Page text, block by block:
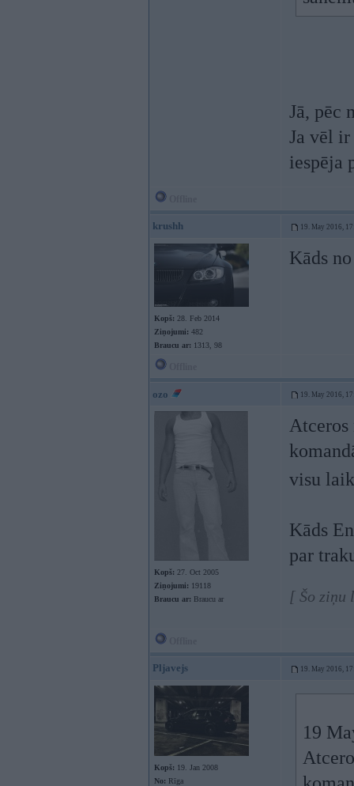
Jā, pēc
Ja vēl
iespēja
krushh 19. May 2016,
Kopš: 28. Feb 2014
Ziņojumi: 482
Braucu ar: 1313, 98
Kāds
ozo 19. May 2016,
Kopš: 27. Oct 2005
Ziņojumi: 19118
Braucu ar: Braucu ar
visu
Kāds
par
[ Šo ziņu
Pljavejs 19. May 2016,
Kopš: 19. Jan 2008
No: Rīga
19